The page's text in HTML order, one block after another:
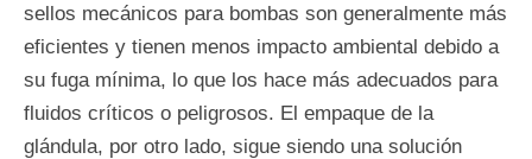
sellos mecánicos para bombas son generalmente más
eficientes y tienen menos impacto ambiental debido a
su fuga mínima, lo que los hace más adecuados para
fluidos críticos o peligrosos. El empaque de la
glándula, por otro lado, sigue siendo una solución